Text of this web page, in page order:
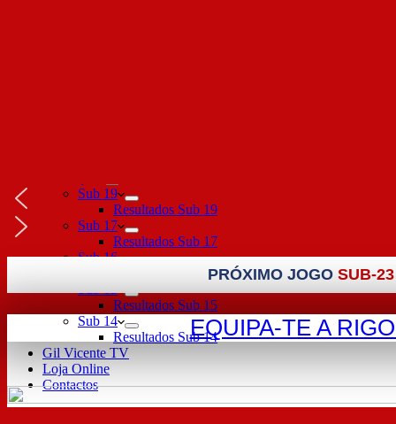
Sub 19
Resultados Sub 19
Sub 17
Resultados Sub 17
Sub 16
Resultados Sub 16
Resultados Sub 15
Sub 14
Resultados Sub 14
Gil Vicente TV
Loja Online
Contactos
PRÓXIMO JOGO SUB-23
EQUIPA-TE A